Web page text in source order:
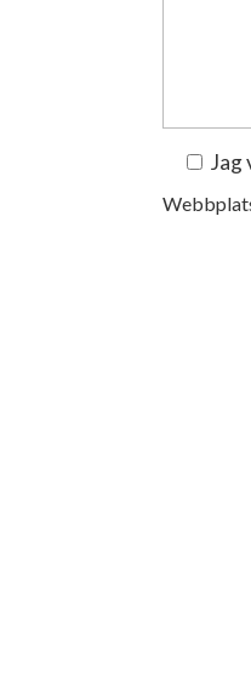
Jag